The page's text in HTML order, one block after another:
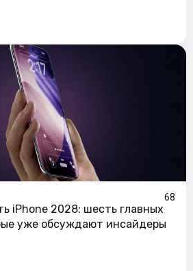
68
iPhone 2028: шесть главных
уже обсуждают инсайдеры